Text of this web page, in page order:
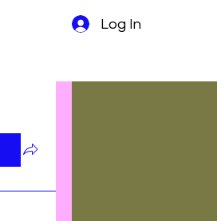
Log In